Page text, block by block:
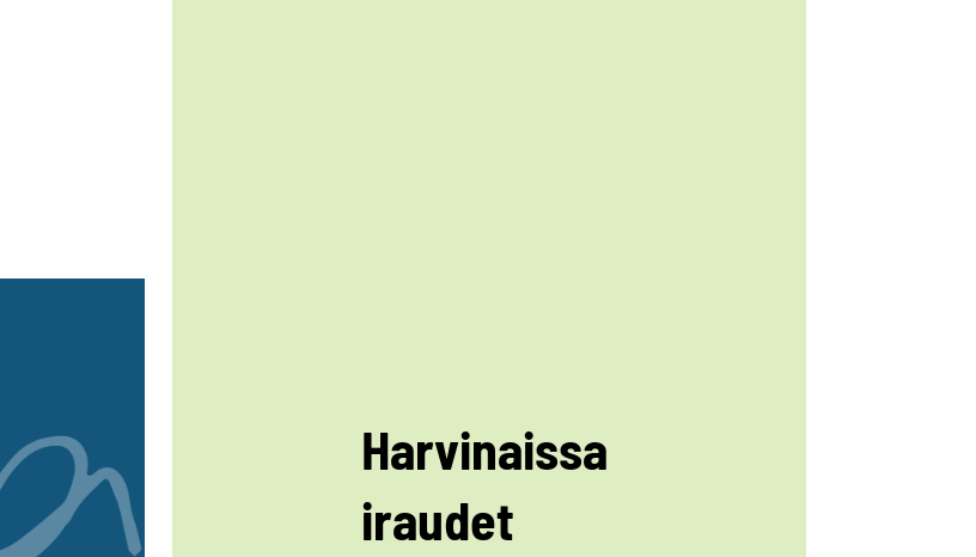
Harvinaissa
iraudet